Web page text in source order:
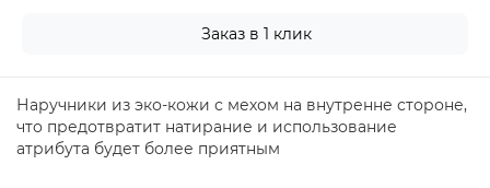
Заказ в 1 клик
Наручники из эко-кожи с мехом на внутренне стороне,
что предотвратит натирание и использование
атрибута будет более приятным